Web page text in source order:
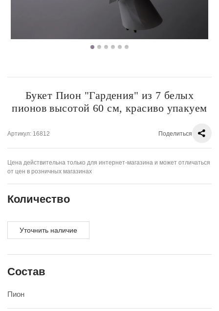
Букет Пион "Гардения" из 7 белых
пионов высотой 60 см, красиво упакуем
Артикул: 16812 Поделиться
Цена действительна только для интернет-магазина и может отличаться
от цен в розничных магазинах
Количество
Уточнить наличие
Состав
Пион